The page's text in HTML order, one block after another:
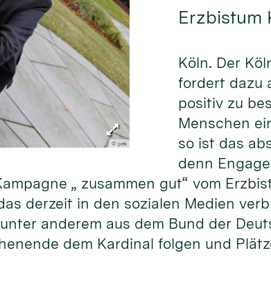
© pek
Erzbistum
Köln. Der
fordert dazu
positiv zu
Menschen
so ist das
denn
„ zusammen gut“ vom
derzeit in den sozialen Medien
anderem aus dem Bund der
dem Kardinal folgen und